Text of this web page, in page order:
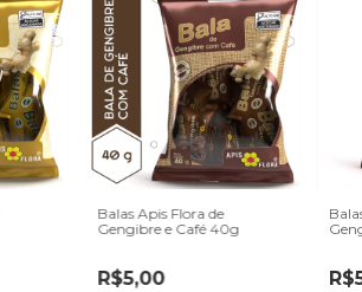
Balas Apis Flora de
Gengibre e Café 40g
R$5,00